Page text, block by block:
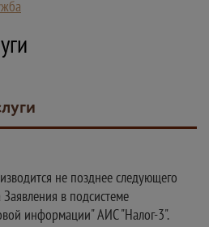
не позднее следующего
в подсистеме
информации" АИС "Налог-3".